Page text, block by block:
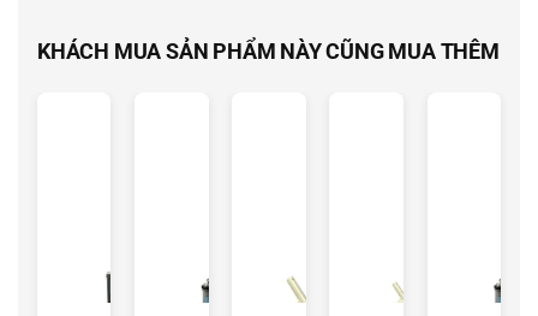
KHÁCH MUA SẢN PHẨM NÀY CŨNG MUA THÊM